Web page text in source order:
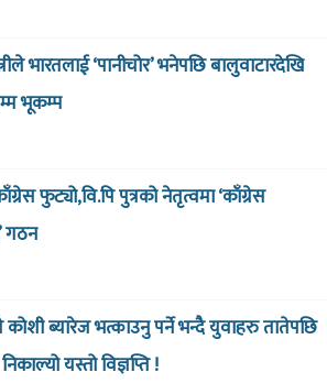
भारतलाई ‘पानीचोर’ भनेपछि बालुवाटारदेखि
भूकम्प
फुट्यो,वि.पि पुत्रको नेतृत्वमा ‘काँग्रेस
गठन
ब्यारेज भत्काउनु पर्ने भन्दै युवाहरु तातेपछि
यस्तो विज्ञप्ति !